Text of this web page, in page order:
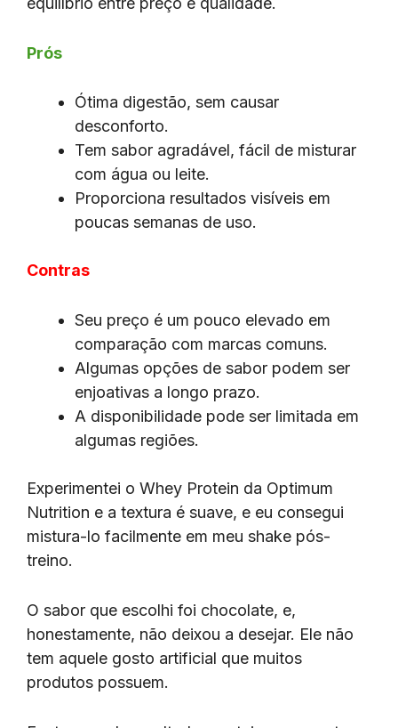
Prós
Ótima digestão, sem causar
desconforto.
Tem sabor agradável, fácil de misturar
com água ou leite.
Proporciona resultados visíveis em
poucas semanas de uso.
Contras
Seu preço é um pouco elevado em
comparação com marcas comuns.
Algumas opções de sabor podem ser
enjoativas a longo prazo.
A disponibilidade pode ser limitada em
algumas regiões.
Experimentei o Whey Protein da Optimum
Nutrition e a textura é suave, e eu consegui
mistura-lo facilmente em meu shake pós-
treino.
O sabor que escolhi foi chocolate, e,
honestamente, não deixou a desejar. Ele não
tem aquele gosto artificial que muitos
produtos possuem.